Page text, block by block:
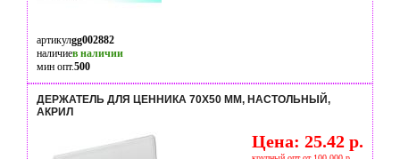
артикулgg002882
наличиев наличии
мин опт.500
ДЕРЖАТЕЛЬ ДЛЯ ЦЕННИКА 70Х50 ММ, НАСТОЛЬНЫЙ,
АКРИЛ
Цена: 25.42 р.